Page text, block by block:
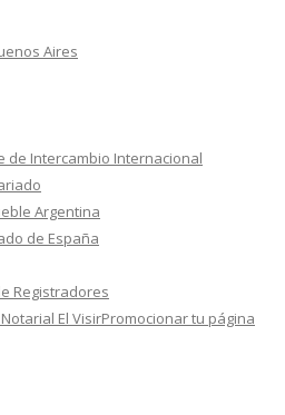
Aires
de Intercambio Internacional
Argentina
de España
Registradores
El VisirPromocionar tu página